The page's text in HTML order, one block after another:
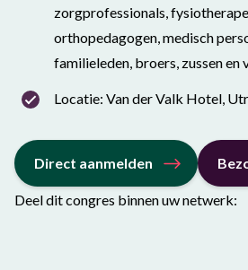
zorgprofessionals,
orthopedagogen, medisch
familieleden, broers, zussen en
Locatie: Van der Valk Hotel,
Direct aanmelden
Deel dit congres binnen uw netwerk: